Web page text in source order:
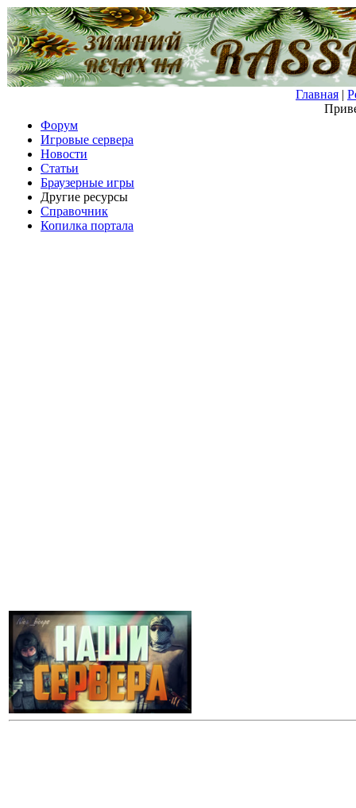
Главная |
Форум
Игровые сервера
Новости
Статьи
Браузерные игры
Другие ресурсы
Справочник
Копилка портала